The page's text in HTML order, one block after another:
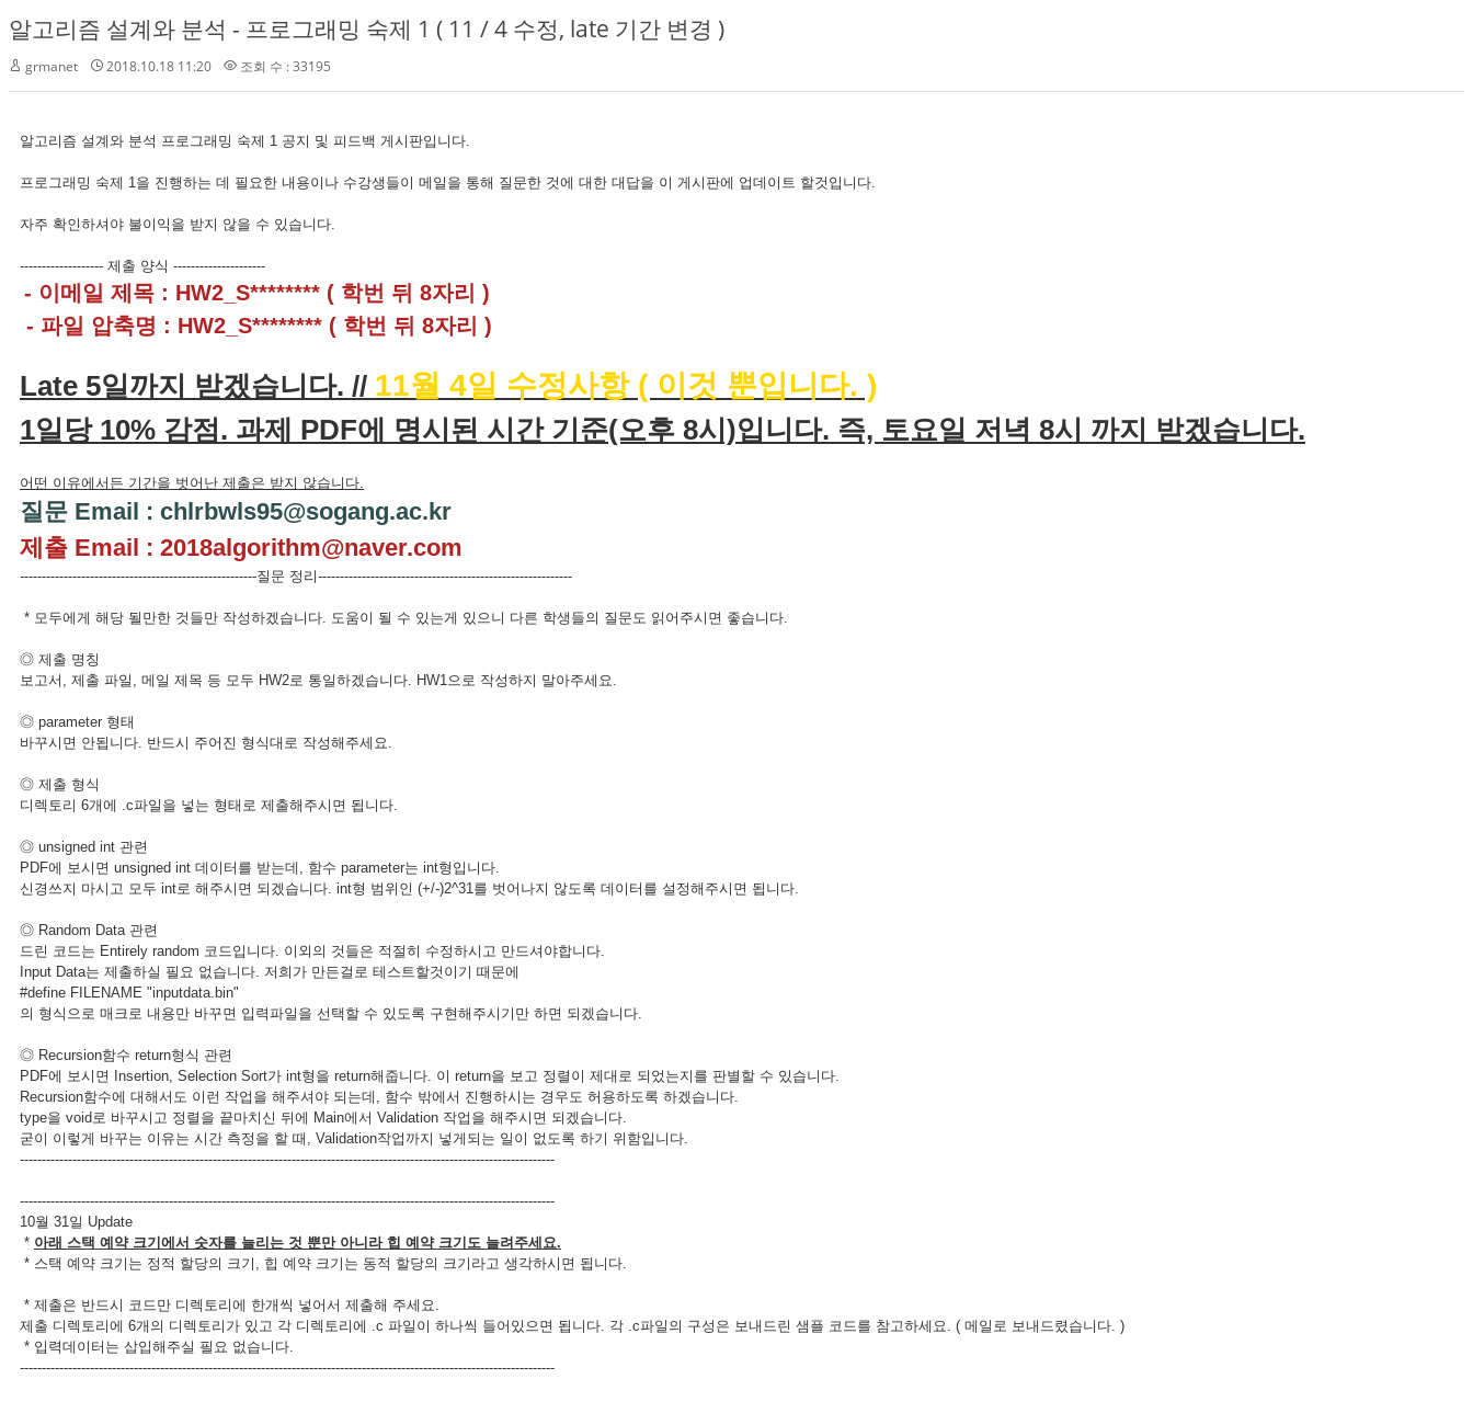
알고리즘 설계와 분석 - 프로그래밍 숙제 1 ( 11 / 4 수정, late 기간 변경 )
grmanet 2018.10.18 11:20 조회 수 : 33195
알고리즘 설계와 분석 프로그래밍 숙제 1 공지 및 피드백 게시판입니다.
프로그래밍 숙제 1을 진행하는 데 필요한 내용이나 수강생들이 메일을 통해 질문한 것에 대한 대답을 이 게시판에 업데이트 할것입니다.
자주 확인하셔야 불이익을 받지 않을 수 있습니다.
------------------- 제출 양식 ---------------------
- 이메일 제목 : HW2_S******** ( 학번 뒤 8자리 )
- 파일 압축명 : HW2_S******** ( 학번 뒤 8자리 )
Late 5일까지 받겠습니다. // 11월 4일 수정사항 ( 이것 뿐입니다. )
1일당 10% 감점. 과제 PDF에 명시된 시간 기준(오후 8시)입니다. 즉, 토요일 저녁 8시 까지 받겠습니다.
어떤 이유에서든 기간을 벗어난 제출은 받지 않습니다.
질문 Email : chlrbwls95@sogang.ac.kr
제출 Email : 2018algorithm@naver.com
------------------------------------------------------질문 정리----------------------------------------------------------
* 모두에게 해당 될만한 것들만 작성하겠습니다. 도움이 될 수 있는게 있으니 다른 학생들의 질문도 읽어주시면 좋습니다.
◎ 제출 명칭
보고서, 제출 파일, 메일 제목 등 모두 HW2로 통일하겠습니다. HW1으로 작성하지 말아주세요.
◎ parameter 형태
바꾸시면 안됩니다. 반드시 주어진 형식대로 작성해주세요.
◎ 제출 형식
디렉토리 6개에 .c파일을 넣는 형태로 제출해주시면 됩니다.
◎ unsigned int 관련
PDF에 보시면 unsigned int 데이터를 받는데, 함수 parameter는 int형입니다.
신경쓰지 마시고 모두 int로 해주시면 되겠습니다. int형 범위인 (+/-)2^31를 벗어나지 않도록 데이터를 설정해주시면 됩니다.
◎ Random Data 관련
드린 코드는 Entirely random 코드입니다. 이외의 것들은 적절히 수정하시고 만드셔야합니다.
Input Data는 제출하실 필요 없습니다. 저희가 만든걸로 테스트할것이기 때문에
#define FILENAME "inputdata.bin"
의 형식으로 매크로 내용만 바꾸면 입력파일을 선택할 수 있도록 구현해주시기만 하면 되겠습니다.
◎ Recursion함수 return형식 관련
PDF에 보시면 Insertion, Selection Sort가 int형을 return해줍니다. 이 return을 보고 정렬이 제대로 되었는지를 판별할 수 있습니다.
Recursion함수에 대해서도 이런 작업을 해주셔야 되는데, 함수 밖에서 진행하시는 경우도 허용하도록 하겠습니다.
type을 void로 바꾸시고 정렬을 끝마치신 뒤에 Main에서 Validation 작업을 해주시면 되겠습니다.
굳이 이렇게 바꾸는 이유는 시간 측정을 할 때, Validation작업까지 넣게되는 일이 없도록 하기 위함입니다.
--------------------------------------------------------------------------------------------------------------------------
--------------------------------------------------------------------------------------------------------------------------
10월 31일 Update
* 아래 스택 예약 크기에서 숫자를 늘리는 것 뿐만 아니라 힙 예약 크기도 늘려주세요.
* 스택 예약 크기는 정적 할당의 크기, 힙 예약 크기는 동적 할당의 크기라고 생각하시면 됩니다.
* 제출은 반드시 코드만 디렉토리에 한개씩 넣어서 제출해 주세요.
제출 디렉토리에 6개의 디렉토리가 있고 각 디렉토리에 .c 파일이 하나씩 들어있으면 됩니다. 각 .c파일의 구성은 보내드린 샘플 코드를 참고하세요. ( 메일로 보내드렸습니다. )
* 입력데이터는 삽입해주실 필요 없습니다.
--------------------------------------------------------------------------------------------------------------------------